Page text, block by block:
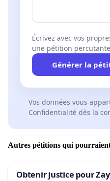
Écrivez avec vos
une pétition
Générer la
Vos données vous
Confidentialité dès la
Autres pétitions qui
Obtenir justice pour